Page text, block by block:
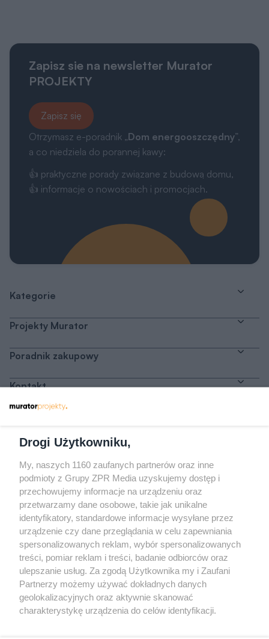
Zapisz sie na newsletter Murator
PROJEKTY
Zapisz się
Otrzymasz e-poradnik „Dom energooszczędny”,
a co niedziela do porannej kawy:
👍 praktyczne porady związane z budową domu,
👍 informacje o nowościach i promocjach.
Kategorie
Projekty Murator
Poradnik zakupowy
Kontakt
Odwiedź grupę na Facebooku
Gdybym budował drugi raz - mądry Polak
przed budową
Forum Muratora
Drogi Użytkowniku,
My, naszych 1160 zaufanych partnerów oraz inne
podmioty z Grupy ZPR Media uzyskujemy dostęp i
przechowujemy informacje na urządzeniu oraz
przetwarzamy dane osobowe, takie jak unikalne
identyfikatory, standardowe informacje wysyłane przez
urządzenie czy dane przeglądania w celu zapewniania
spersonalizowanych reklam, wybór spersonalizowanych
treści, pomiar reklam i treści, badanie odbiorców oraz
ulepszanie usług. Za zgodą Użytkownika my i Zaufani
Partnerzy możemy używać dokładnych danych
geolokalizacyjnych oraz aktywnie skanować
charakterystykę urządzenia do celów identyfikacji.